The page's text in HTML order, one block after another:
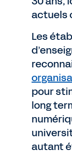
actuels
Les
pour
long
autant